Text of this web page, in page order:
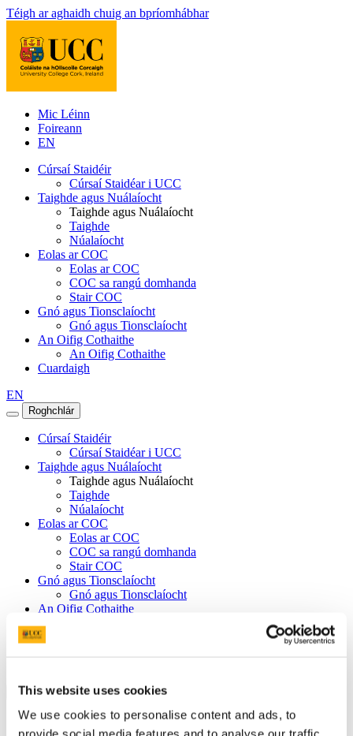
This website uses cookies
We use cookies to personalise content and ads, to
Téigh ar aghaidh chuig an bpríomhábhar
Mic Léinn
Foireann
EN
Cúrsaí Staidéir
Cúrsaí Staidéar i UCC
Taighde agus Nuálaíocht
Taighde agus Nuálaíocht
Taighde
Núalaíocht
Eolas ar COC
Eolas ar COC
COC sa rangú domhanda
Stair COC
Gnó agus Tionsclaíocht
Gnó agus Tionsclaíocht
An Oifig Cothaithe
An Oifig Cothaithe
Cuardaigh
EN
Roghchlár
Cúrsaí Staidéir
Cúrsaí Staidéar i UCC
Taighde agus Nuálaíocht
Taighde agus Nuálaíocht
Taighde
Núalaíocht
Eolas ar COC
Eolas ar COC
COC sa rangú domhanda
Stair COC
Gnó agus Tionsclaíocht
Gnó agus Tionsclaíocht
An Oifig Cothaithe
Dún
Cuardach UCC.ie
Téacs cuardaigh láithreáin